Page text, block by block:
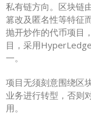
私有链方向。区块链
篡改及匿名性等特征
抛开炒作的代币项目
目，采用
一。
项目无须刻意围绕区
业务进行转型，否则
用。